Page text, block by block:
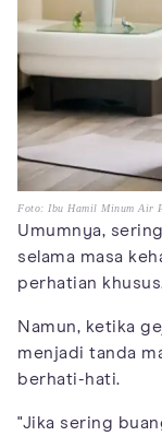
Foto: Ibu Hamil Minum Air
Umumnya,
selama masa
perhatian
Namun, ketika
menjadi tanda
berhati-hati.
"Jika sering